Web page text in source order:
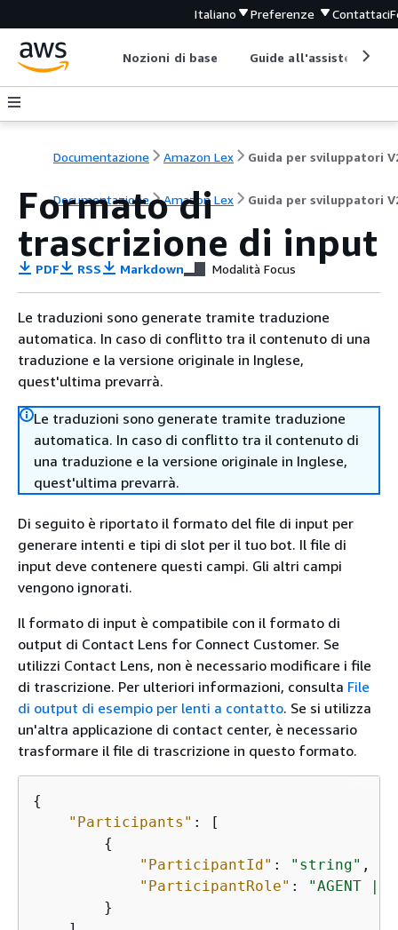
Italiano Preferenze Contattaci
Nozioni di base Guide all'assistenza
Documentazione Amazon Lex Guida per sviluppatori
Documentazione Amazon Lex Guida per sviluppatori
Formato di
trascrizione di input
PDF RSS Markdown Modalità Focus
Le traduzioni sono generate tramite traduzione
automatica. In caso di conflitto tra il contenuto di una
traduzione e la versione originale in Inglese,
quest'ultima prevarrà.
Le traduzioni sono generate tramite traduzione
automatica. In caso di conflitto tra il contenuto di
una traduzione e la versione originale in Inglese,
quest'ultima prevarrà.
Di seguito è riportato il formato del file di input per
generare intenti e tipi di slot per il tuo bot. Il file di
input deve contenere questi campi. Gli altri campi
vengono ignorati.
Il formato di input è compatibile con il formato di
output di Contact Lens for Connect Customer. Se
utilizzi Contact Lens, non è necessario modificare i file
di trascrizione. Per ulteriori informazioni, consulta File
di output di esempio per lenti a contatto. Se si utilizza
un'altra applicazione di contact center, è necessario
trasformare il file di trascrizione in questo formato.
{
"Participants" : [
{
"ParticipantId" : "string" ,
"ParticipantRole" :
"AGENT |
        }